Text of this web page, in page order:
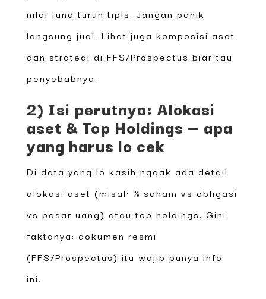
nilai fund turun tipis. Jangan panik
langsung jual. Lihat juga komposisi aset
dan strategi di FFS/Prospectus biar tau
penyebabnya.
2) Isi perutnya: Alokasi
aset & Top Holdings — apa
yang harus lo cek
Di data yang lo kasih nggak ada detail
alokasi aset (misal: % saham vs obligasi
vs pasar uang) atau top holdings. Gini
faktanya: dokumen resmi
(FFS/Prospectus) itu wajib punya info
ini.